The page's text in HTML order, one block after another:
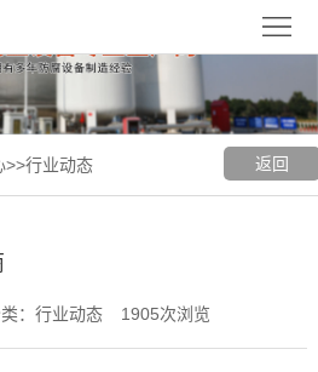
返回
>>行业动态
：行业动态 1905次浏览